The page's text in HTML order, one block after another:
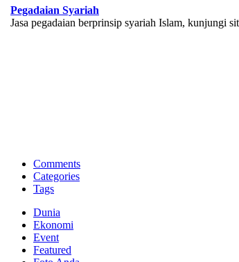
Pegadaian Syariah
Jasa pegadaian berprinsip syariah Islam, kunjungi
Memberikan yang terbaik sesuai kaidah Islam,
Comments
Categories
Tags
Dunia
Ekonomi
Event
Featured